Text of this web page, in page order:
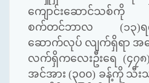
ကျောင်းဆောင်သစ်
စက်တင်ဘာလ (၁၃
ဆောက်လုပ် လျက်ရှိရာ အဆ
လက်ရှိကလေးဦးရေ (၄၇
အင်အား (၃၀၀) ခန့်ကို သီး